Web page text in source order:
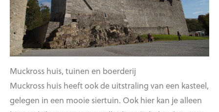
Muckross huis, tuinen en boerderij
Muckross huis heeft ook de uitstraling van een kasteel,
gelegen in een mooie siertuin. Ook hier kan je alleen